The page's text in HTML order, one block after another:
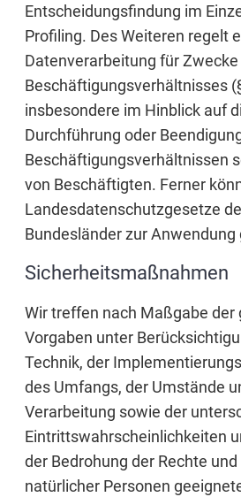
Entscheidungsfindung im
Profiling. Des Weiteren regelt
Datenverarbeitung für
Beschäftigungsverhältnisses
insbesondere im Hinblick auf
Durchführung oder
Beschäftigungsverhältnissen
von Beschäftigten. Ferner
Landesdatenschutzgesetze
Bundesländer zur Anwendung
Sicherheitsmaßnahmen
Wir treffen nach Maßgabe der
Vorgaben unter
Technik, der
des Umfangs, der Umstände
Verarbeitung sowie der
Eintrittswahrscheinlichkeiten
der Bedrohung der Rechte
natürlicher Personen